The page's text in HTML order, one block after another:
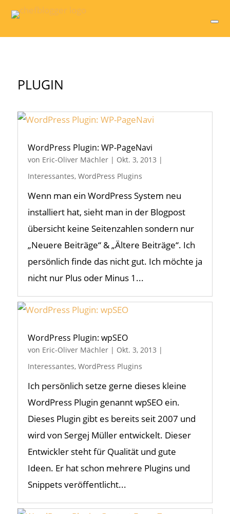
PLUGIN
WordPress Plugin: WP-PageNavi
von Eric-Oliver Mächler| Okt. 3, 2013 |
Interessantes, WordPress Plugins
Wenn man ein WordPress System neu
installiert hat, sieht man in der Blogpost
übersicht keine Seitenzahlen sondern nur
„Neuere Beiträge“ & „Ältere Beiträge“. Ich
persönlich finde das nicht gut. Ich möchte ja
nicht nur Plus oder Minus 1...
WordPress Plugin: wpSEO
von Eric-Oliver Mächler| Okt. 3, 2013 |
Interessantes, WordPress Plugins
Ich persönlich setze gerne dieses kleine
WordPress Plugin genannt wpSEO ein.
Dieses Plugin gibt es bereits seit 2007 und
wird von Sergej Müller entwickelt. Dieser
Entwickler steht für Qualität und gute
Ideen. Er hat schon mehrere Plugins und
Snippets veröffentlicht...